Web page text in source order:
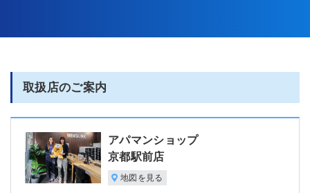
取扱店のご案内
アパマンショップ
京都駅前店
地図を見る